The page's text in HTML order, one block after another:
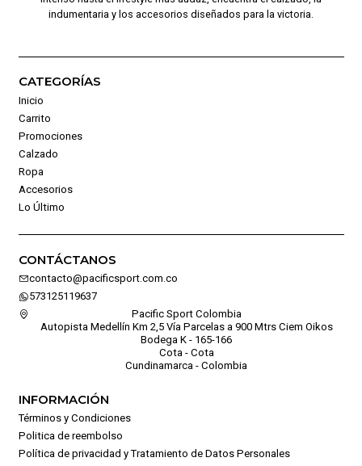
indumentaria y los accesorios diseñados para la victoria.
CATEGORÍAS
Inicio
Carrito
Promociones
Calzado
Ropa
Accesorios
Lo Último
CONTÁCTANOS
contacto@pacificsport.com.co
573125119637
Pacific Sport Colombia
Autopista Medellín Km 2,5 Vía Parcelas a 900 Mtrs Ciem Oikos
Bodega K - 165-166
Cota - Cota
Cundinamarca - Colombia
INFORMACIÓN
Términos y Condiciones
Politica de reembolso
Política de privacidad y Tratamiento de Datos Personales